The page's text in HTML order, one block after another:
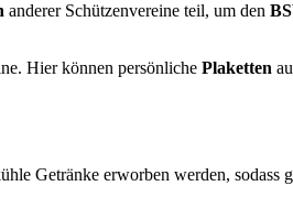
anderer Schützenvereine teil, um den
Hier können persönliche Plaketten
Getränke erworben werden, sodass